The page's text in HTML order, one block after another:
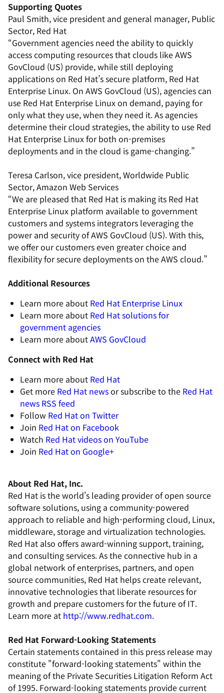
Supporting Quotes
Paul Smith, vice president and general manager, Public
Sector, Red Hat
“Government agencies need the ability to quickly
access computing resources that clouds like AWS
GovCloud (US) provide, while still deploying
applications on Red Hat’s secure platform, Red Hat
Enterprise Linux. On AWS GovCloud (US), agencies can
use Red Hat Enterprise Linux on demand, paying for
only what they use, when they need it. As agencies
determine their cloud strategies, the ability to use Red
Hat Enterprise Linux for both on-premises
deployments and in the cloud is game-changing.”
Teresa Carlson, vice president, Worldwide Public
Sector, Amazon Web Services
“We are pleased that Red Hat is making its Red Hat
Enterprise Linux platform available to government
customers and systems integrators leveraging the
power and security of AWS GovCloud (US). With this,
we offer our customers even greater choice and
flexibility for secure deployments on the AWS cloud.”
Additional Resources
Learn more about Red Hat Enterprise Linux
Learn more about Red Hat solutions for
government agencies
Learn more aboutAWS GovCloud
Connect with Red Hat
Learn more about Red Hat
Get more Red Hat newsor subscribe to the Red Hat
news RSS feed
Follow Red Hat on Twitter
Join Red Hat on Facebook
Watch Red Hat videos on YouTube
Join Red Hat on Google+
About Red Hat, Inc.
Red Hat is the world's leading provider of open source
software solutions, using a community-powered
approach to reliable and high-performing cloud, Linux,
middleware, storage and virtualization technologies.
Red Hat also offers award-winning support, training,
and consulting services. As the connective hub in a
global network of enterprises, partners, and open
source communities, Red Hat helps create relevant,
innovative technologies that liberate resources for
growth and prepare customers for the future of IT.
Learn more at http://www.redhat.com.
Red Hat Forward-Looking Statements
Certain statements contained in this press release may
constitute "forward-looking statements" within the
meaning of the Private Securities Litigation Reform Act
of 1995. Forward-looking statements provide current